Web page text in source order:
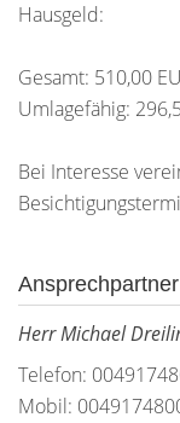
Hausgeld:
Gesamt: 510,00
Umlagefähig:
Bei Interesse
Ansprechpartner
Herr Michael
Telefon:
Mobil: